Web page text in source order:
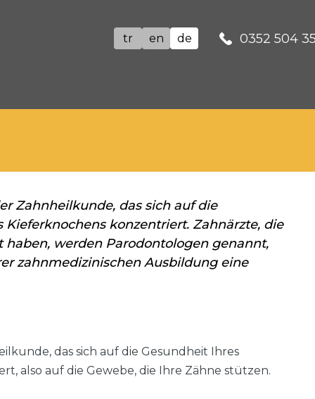
tr en de 0352 504
Zahnheilkunde, das sich auf die
konzentriert. Zahnärzte, die
haben, werden Parodontologen genannt,
zahnmedizinischen Ausbildung eine
das sich auf die Gesundheit Ihres
also auf die Gewebe, die Ihre Zähne stützen.